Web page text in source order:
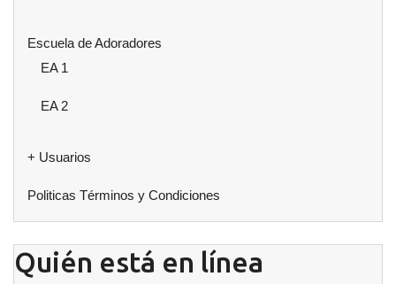
Escuela de Adoradores
EA 1
EA 2
+ Usuarios
Politicas Términos y Condiciones
Quién está en línea